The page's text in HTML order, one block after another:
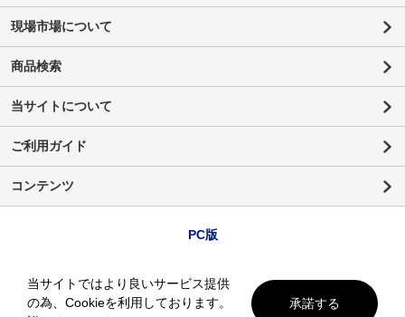
現場市場について
商品検索
当サイトについて
ご利用ガイド
コンテンツ
PC版
当サイトではより良いサービス提供
の為、Cookieを利用しております。
承諾する